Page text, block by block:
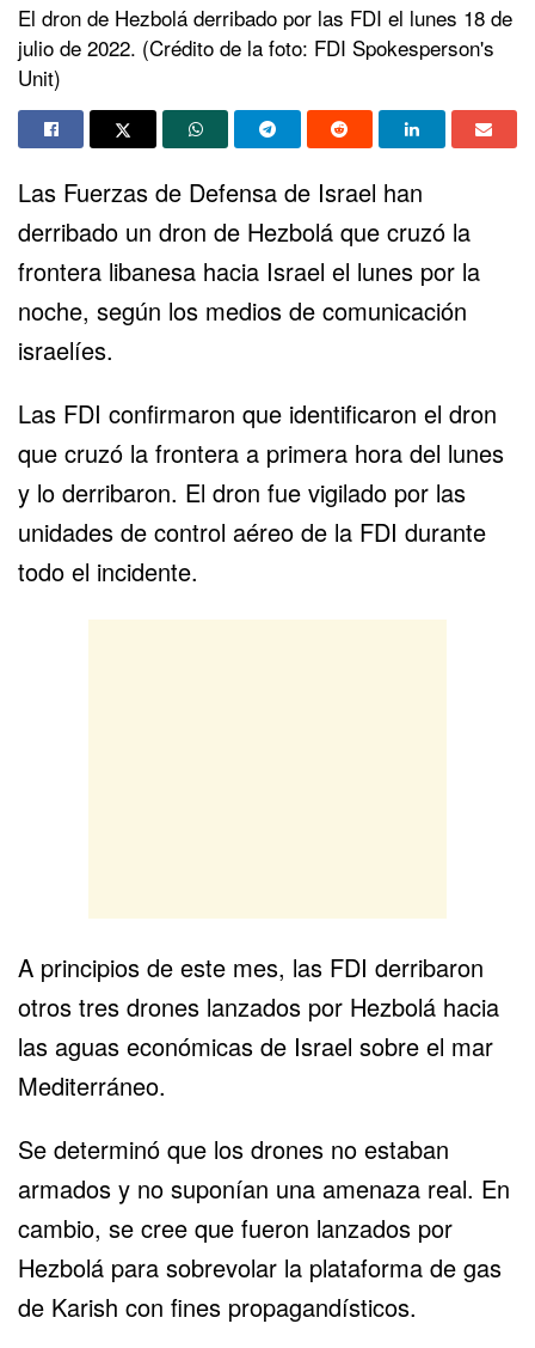
El dron de Hezbolá derribado por las FDI el lunes 18 de
julio de 2022. (Crédito de la foto: FDI Spokesperson's
Unit)
Las Fuerzas de Defensa de Israel han
derribado un dron de Hezbolá que cruzó la
frontera libanesa hacia Israel el lunes por la
noche, según los medios de comunicación
israelíes.
Las FDI confirmaron que identificaron el dron
que cruzó la frontera a primera hora del lunes
y lo derribaron. El dron fue vigilado por las
unidades de control aéreo de la FDI durante
todo el incidente.
A principios de este mes, las FDI derribaron
otros tres drones lanzados por Hezbolá hacia
las aguas económicas de Israel sobre el mar
Mediterráneo.
Se determinó que los drones no estaban
armados y no suponían una amenaza real. En
cambio, se cree que fueron lanzados por
Hezbolá para sobrevolar la plataforma de gas
de Karish con fines propagandísticos.